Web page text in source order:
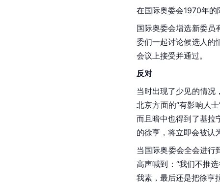
在国际奥委会1970年
国际奥委会增选新委员
委们一起讨论候选人的
会议上接受并通过。
反对
当时出现了少见的情况
北京方面的“有影响人
而且暗中也得到了基拉
的徐亨 ，将立即会被
当国际奥委会全会进行
高声喊到：“我们不推
我素，最后还是把徐亨